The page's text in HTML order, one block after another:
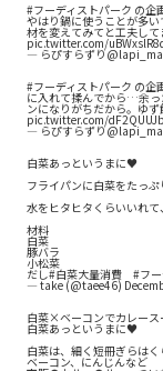
#フーディストパーク の企
やはり鍋に使うことが多
材を変えてみてと工夫して
pic.twitter.com/
— らぴすらずり
#フーディストパーク の企
に入れて揉んでから…余っ
ンになりがちだから。ゆ
pic.twitter.com/
— らぴすらずり
白菜あっというまに♥️
フライパンに白菜をたっ
水をヒタヒタくらいいれて
材料
白菜
豚バラ
小松菜
だし#白菜大量消費 #フ
— take (@taee46)
白菜×ベーコンでカレース
白菜あっというまに♥️
白菜は、細く短冊ぎらはく
ベーコン、にんじんなど